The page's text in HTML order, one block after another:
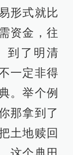
形式就比
资金，往
到了明清
一定非得
。举个例
那拿到了
土地赎回